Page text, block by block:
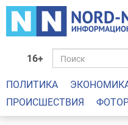
16+
ПОЛИТИКА
ПРОИСШЕСТВИЯ